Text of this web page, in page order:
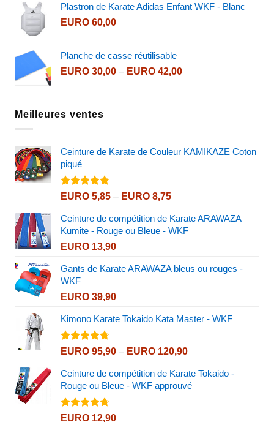
Plastron de Karate Adidas Enfant WKF - Blanc
EURO60,00
Planche de casse réutilisable
EURO30,00 – EURO42,00Price
Meilleures ventes
Ceinture de Karate de Couleur KAMIKAZE Coton
piqué
Note4.80
EURO5,85 – EURO8,75Price
EURO 5,85
through
Ceinture de compétition de Karate ARAWAZA
Kumite - Rouge ou Bleue - WKF
EURO13,90
Gants de Karate ARAWAZA bleus ou rouges -
WKF
EURO39,90
Kimono Karate Tokaido Kata Master - WKF
Note4.72
EURO95,90 – EURO120,90Price
EURO 95,90
through
Ceinture de compétition de Karate Tokaido -
Rouge ou Bleue - WKF approuvé
Note4.72
EURO12,90